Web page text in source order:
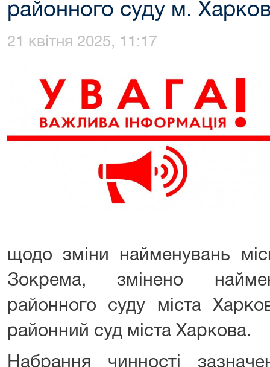
районного суду м.
21 квітня 2025, 11:17
щодо зміни найменувань
Зокрема, змінено
районного суду міста
районний суд міста Харкова.
Набрання чинності